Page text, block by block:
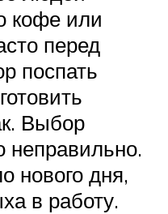
кофе или
перед
поспать
Выбор
неправильно.
нового дня,
в работу.